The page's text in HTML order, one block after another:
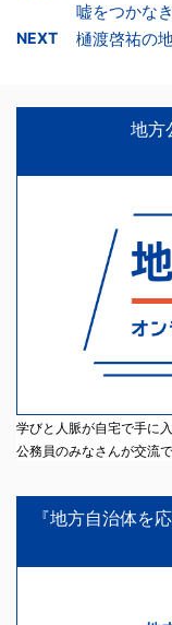
嘘をつかな
NEXT 樋渡啓祐の
地方
学びと人脈が自宅で手に
公務員のみなさんが交流
『地方自治体を